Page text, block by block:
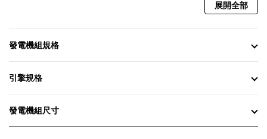
展開全部
發電機組規格
引擎規格
發電機組尺寸